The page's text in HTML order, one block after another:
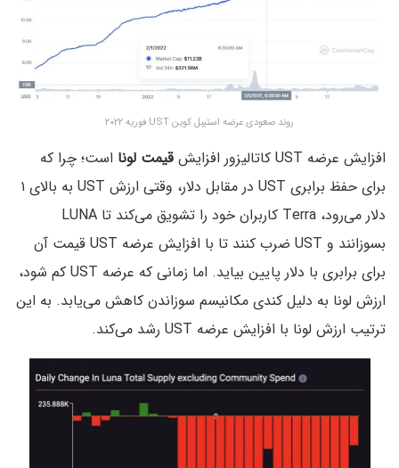
روند صعودی عرضه استیبل کوین UST فوریه ۲۰۲۲
افزایش عرضه UST کاتالیزور افزایش قیمت لونا است؛ چرا که
برای حفظ برابری UST در مقابل دلار، وقتی ارزش UST به بالای ۱
دلار می‌رود، Terra کاربران خود را تشویق می‌کند تا LUNA
بسوزانند و UST ضرب کنند تا با افزایش عرضه UST قیمت آن
برای برابری با دلار پایین بیاید. اما زمانی که عرضه UST کم شود،
ارزش لونا به دلیل کندی مکانیسم سوزاندن کاهش می‌یابد. به این
ترتیب ارزش لونا با افزایش عرضه UST رشد می‌کند.